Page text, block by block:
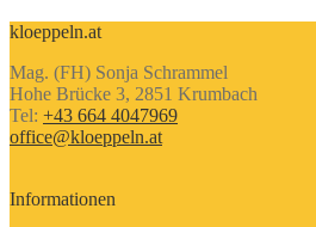
kloeppeln.at
Mag. (FH) Sonja Schrammel
Hohe Brücke 3, 2851 Krumbach
Tel: +43 664 4047969
office@kloeppeln.at
Informationen